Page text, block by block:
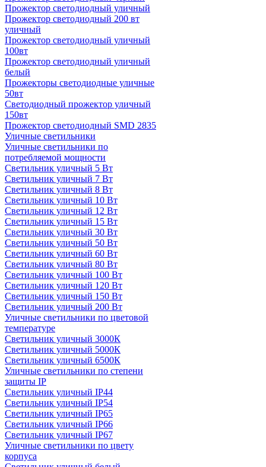
Прожектор светодиодный уличный
Прожектор светодиодный 200 вт
уличный
Прожектор светодиодный уличный
100вт
Прожектор светодиодный уличный
белый
Прожекторы светодиодные уличные
50вт
Светодиодный прожектор уличный
150вт
Прожектор светодиодный SMD 2835
Уличные светильники
Уличные светильники по
потребляемой мощности
Светильник уличный 5 Вт
Светильник уличный 7 Вт
Светильник уличный 8 Вт
Светильник уличный 10 Вт
Светильник уличный 12 Вт
Светильник уличный 15 Вт
Светильник уличный 30 Вт
Светильник уличный 50 Вт
Светильник уличный 60 Вт
Светильник уличный 80 Вт
Светильник уличный 100 Вт
Светильник уличный 120 Вт
Светильник уличный 150 Вт
Светильник уличный 200 Вт
Уличные светильники по цветовой
температуре
Cветильник уличный 3000К
Cветильник уличный 5000К
Cветильник уличный 6500К
Уличные светильники по степени
защиты IP
Светильник уличный IP44
Светильник уличный IP54
Светильник уличный IP65
Светильник уличный IP66
Светильник уличный IP67
Уличные светильники по цвету
корпуса